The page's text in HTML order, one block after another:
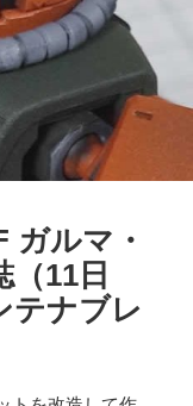
ガルマ・
11日
テナブレ